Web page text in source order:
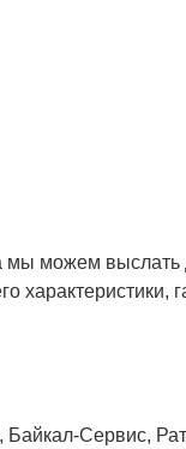
можем выслать
характеристики,
Сервис,